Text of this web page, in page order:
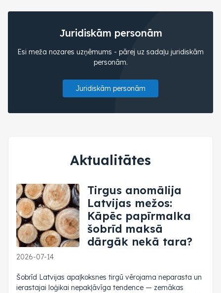
Juridiskām personām
Esi meža nozares uzņēmums - pārej uz sadaļu juridiskām
personām.
Juridiskām personām
Aktualitātes
Tirgus anomālija
Latvijas mežos:
Kāpēc papīrmalka
šobrīd maksā
dārgāk nekā tara?
2026-07-14
Šobrīd Latvijas apaļkoksnes tirgū vērojama neparasta un
ierastajai loģikai nepakļāvīga tendence — zemākas